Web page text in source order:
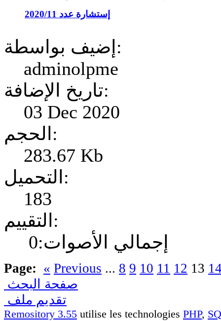
إستشارة عدد 2020/11
إضيف بواسطة:
adminolpme
تاريخ الإضافة:
03 Dec 2020
الحجم:
283.67 Kb
التحميل:
183
التقييم:
إجمالي الأصوات:0
Page: « Previous ... 8 9 10 11 12 13
صفحة البحث
تقديم ملف
Remository 3.55 utilise les technologies PHP,